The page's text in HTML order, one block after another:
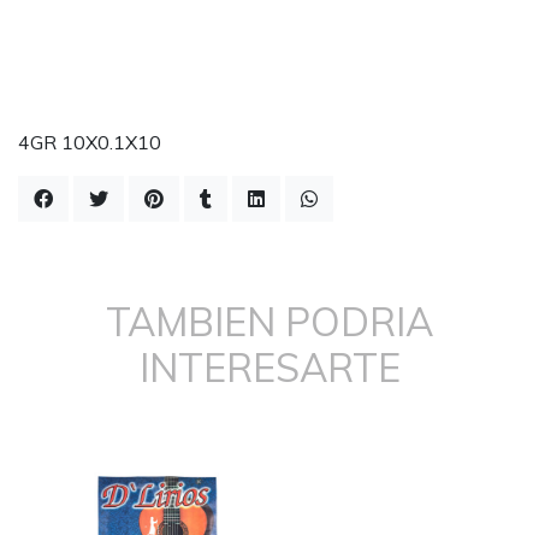
4GR 10X0.1X10
TAMBIEN PODRIA
INTERESARTE